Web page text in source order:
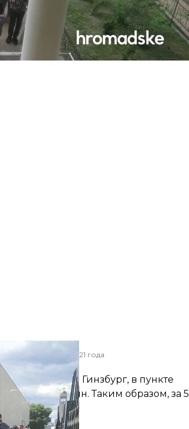
компании SinoVac. Ее уже
об этой вакцине читайте здесь
в Киеве. 5 июня 2021 года
Валентина Гинзбург, в пункте
100 вакцин. Таким образом, за 5